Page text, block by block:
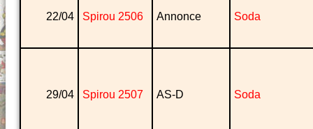
22/04 Spirou 2506 Annonce Soda
29/04 Spirou 2507 AS-D Soda